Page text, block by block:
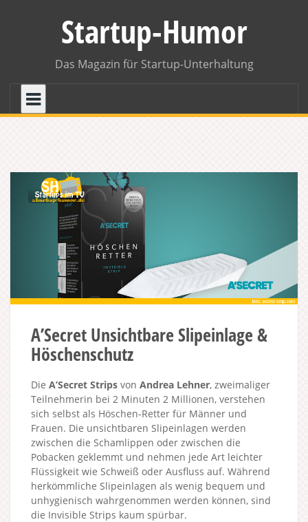
Startup-Humor
Das Magazin für Startup-Unterhaltung
A’Secret Unsichtbare Slipeinlage &
Höschenschutz
Die A’Secret Strips von Andrea Lehner, zweimaliger
Teilnehmerin bei 2 Minuten 2 Millionen, verstehen
sich selbst als Höschen-Retter für Männer und
Frauen. Die unsichtbaren Slipeinlagen werden
zwischen die Schamlippen oder zwischen die
Pobacken geklemmt und nehmen jede Art leichter
Flüssigkeit wie Schweiß oder Ausfluss auf. Während
herkömmliche Slipeinlagen als wenig bequem und
unhygienisch wahrgenommen werden können, sind
die Invisible Strips kaum spürbar.